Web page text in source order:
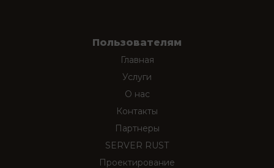
Пользователям
Главная
Услуги
О нас
Контакты
Партнеры
SERVER RUST
Проектирование